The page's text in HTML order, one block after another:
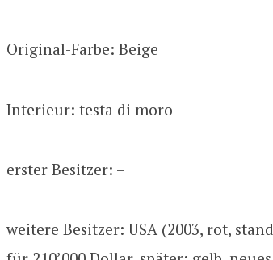
Original-Farbe: Beige
Interieur: testa di moro
erster Besitzer: –
weitere Besitzer: USA (2003, rot,